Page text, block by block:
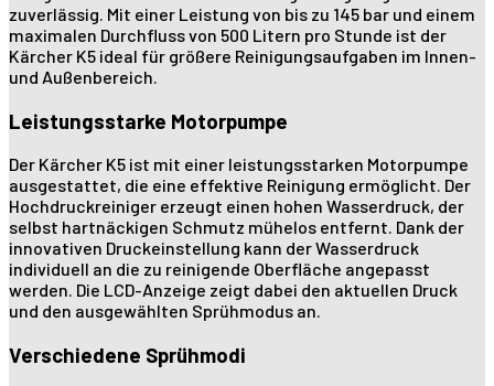
zuverlässig. Mit einer Leistung von bis zu 145 bar und einem
maximalen Durchfluss von 500 Litern pro Stunde ist der
Kärcher K5 ideal für größere Reinigungsaufgaben im Innen-
und Außenbereich.
Leistungsstarke Motorpumpe
Der Kärcher K5 ist mit einer leistungsstarken Motorpumpe
ausgestattet, die eine effektive Reinigung ermöglicht. Der
Hochdruckreiniger erzeugt einen hohen Wasserdruck, der
selbst hartnäckigen Schmutz mühelos entfernt. Dank der
innovativen Druckeinstellung kann der Wasserdruck
individuell an die zu reinigende Oberfläche angepasst
werden. Die LCD-Anzeige zeigt dabei den aktuellen Druck
und den ausgewählten Sprühmodus an.
Verschiedene Sprühmodi